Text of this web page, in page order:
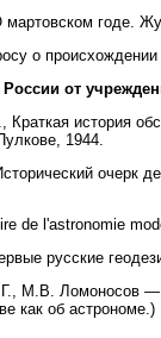
годе.
о
от
Краткая история
1944.
очерк
de l'astronomie
русские
М.В. Ломоносов —
как об астрономе.)